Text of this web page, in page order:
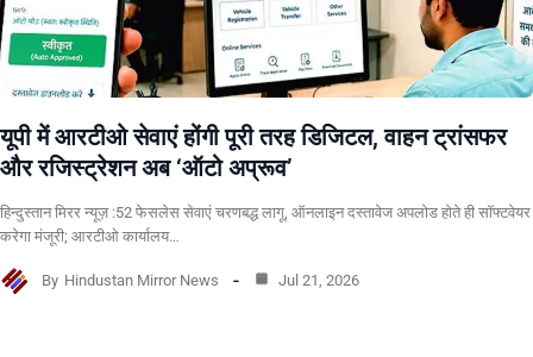
यूपी में आरटीओ सेवाएं होंगी पूरी तरह डिजिटल, वाहन ट्रांसफर
और रजिस्ट्रेशन अब ‘ऑटो अप्रूव’
हिन्दुस्तान मिरर न्यूज़ :52 फेसलेस सेवाएं चरणबद्ध लागू, ऑनलाइन दस्तावेज अपलोड होते ही सॉफ्टवेयर
करेगा मंजूरी; आरटीओ कार्यालय…
By Hindustan Mirror News Jul 21, 2026